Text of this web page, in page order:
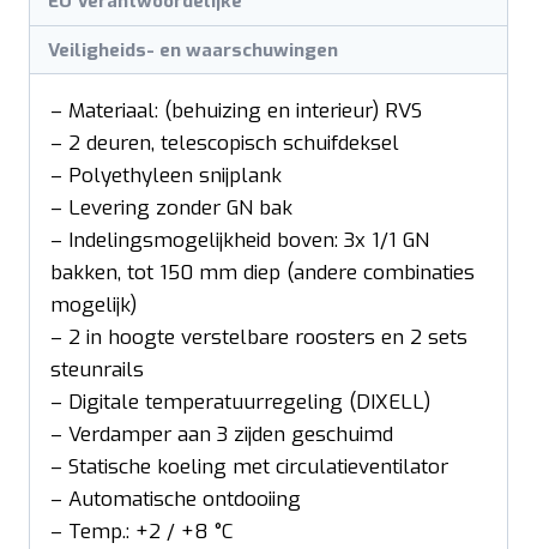
Veiligheids- en waarschuwingen
– Materiaal: (behuizing en interieur) RVS
– 2 deuren, telescopisch schuifdeksel
– Polyethyleen snijplank
– Levering zonder GN bak
– Indelingsmogelijkheid boven: 3x 1/1 GN
bakken, tot 150 mm diep (andere combinaties
mogelijk)
– 2 in hoogte verstelbare roosters en 2 sets
steunrails
– Digitale temperatuurregeling (DIXELL)
– Verdamper aan 3 zijden geschuimd
– Statische koeling met circulatieventilator
– Automatische ontdooiing
– Temp.: +2 / +8 °C